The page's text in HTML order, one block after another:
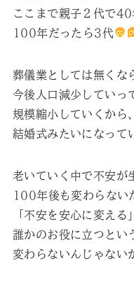
ここまで親子２代で40
100年だったら3代
葬儀業としては無くな
今後人口減少していっ
規模縮小していくから、
結婚式みたいになって
老いていく中で不安が
100年後も変わらない
「不安を安心に変える
誰かのお役に立つとい
変わらないんじゃない